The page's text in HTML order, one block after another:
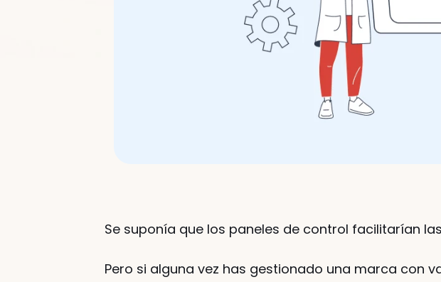
Se suponía que los paneles de control facilitarían
Pero si alguna vez has gestionado una marca con